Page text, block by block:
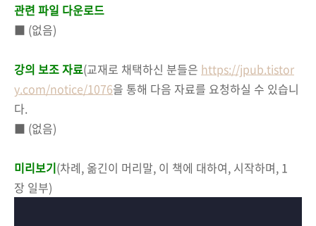
관련 파일 다운로드
■ (없음)
강의 보조 자료(교재로 채택하신 분들은 https://jpub.tistor
y.com/notice/1076을 통해 다음 자료를 요청하실 수 있습니
다.
■ (없음)
미리보기(차례, 옮긴이 머리말, 이 책에 대하여, 시작하며, 1
장 일부)